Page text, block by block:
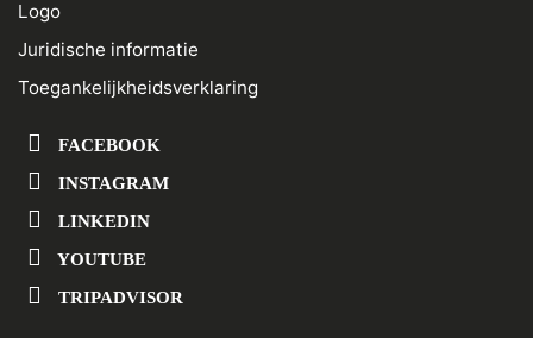
Logo
Juridische informatie
Toegankelijkheidsverklaring
FACEBOOK
INSTAGRAM
LINKEDIN
YOUTUBE
TRIPADVISOR